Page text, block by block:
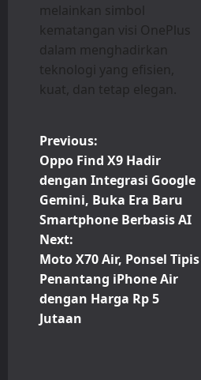
melainkan simbol
kematangan visi OnePlus
dalam menghadirkan
teknologi yang efisien,
kuat, dan tetap elegan.
P
o
s
t
n
a
Previous:
Oppo Find X9 Hadir
dengan Integrasi Google
Gemini, Buka Era Baru
Smartphone Berbasis AI
Next:
Moto X70 Air, Ponsel Tipis
Penantang iPhone Air
dengan Harga Rp 5
Jutaan